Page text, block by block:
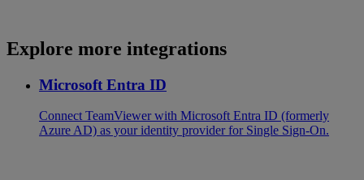
Explore more integrations
Microsoft Entra ID
Connect TeamViewer with Microsoft Entra ID (formerly
Azure AD) as your identity provider for Single Sign-On.